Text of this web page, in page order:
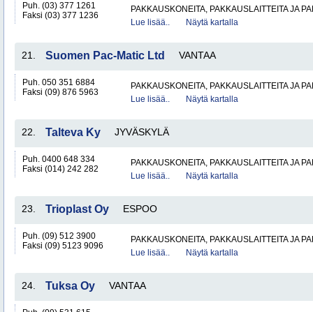
Puh. (03) 377 1261
Faksi (03) 377 1236
PAKKAUSKONEITA, PAKKAUSLAITTEITA JA
Lue lisää..
Näytä kartalla
21. Suomen Pac-Matic Ltd VANTAA
Puh. 050 351 6884
Faksi (09) 876 5963
PAKKAUSKONEITA, PAKKAUSLAITTEITA JA
Lue lisää..
Näytä kartalla
22. Talteva Ky JYVÄSKYLÄ
Puh. 0400 648 334
Faksi (014) 242 282
PAKKAUSKONEITA, PAKKAUSLAITTEITA JA
Lue lisää..
Näytä kartalla
23. Trioplast Oy ESPOO
Puh. (09) 512 3900
Faksi (09) 5123 9096
PAKKAUSKONEITA, PAKKAUSLAITTEITA JA
Lue lisää..
Näytä kartalla
24. Tuksa Oy VANTAA